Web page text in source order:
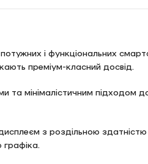
і функціональних
преміум-класний досвід.
та мінімалістичним підходом
з роздільною здатністю